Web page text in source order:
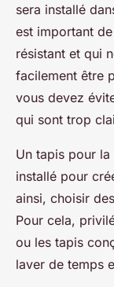
sera installé
est important
résistant et qui
facilement être
vous devez
qui sont trop
Un tapis pour
installé pour
ainsi, choisir
Pour cela,
ou les tapis
laver de temps